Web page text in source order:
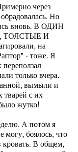
через
Но
вновь. В ОДИН
ТОЛСТЫЕ И
на
- тоже. Я
только вчера.
вымыли и
тварей с их
жутко!
А потом я
могу, боялось, что
кровать. В общем,